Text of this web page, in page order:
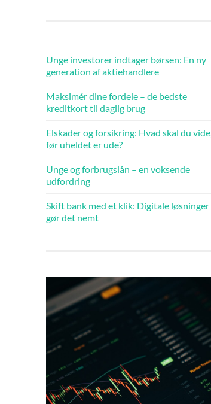
Unge investorer indtager børsen: En ny
generation af aktiehandlere
Maksimér dine fordele – de bedste
kreditkort til daglig brug
Elskader og forsikring: Hvad skal du vide,
før uheldet er ude?
Unge og forbrugslån – en voksende
udfordring
Skift bank med et klik: Digitale løsninger
gør det nemt